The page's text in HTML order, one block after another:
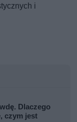
i
Dlaczego
czym jest